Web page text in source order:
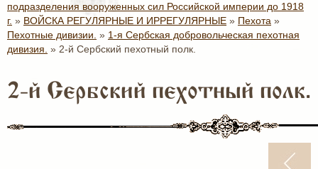
подразделения вооруженных сил Российской империи до 1918
г. » ВОЙСКА РЕГУЛЯРНЫЕ И ИРРЕГУЛЯРНЫЕ » Пехота »
Пехотные дивизии. » 1-я Сербская добровольческая пехотная
дивизия. » 2-й Сербский пехотный полк.
2-й Сербский пехотный полк.